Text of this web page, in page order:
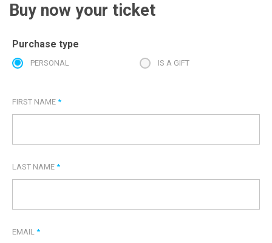
Buy now your ticket
Purchase type
PERSONAL IS A GIFT
FIRST NAME *
LAST NAME *
EMAIL *